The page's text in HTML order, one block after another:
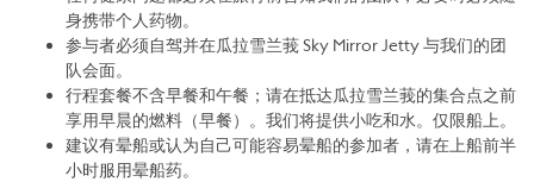
身携带个人药物。
参与者必须自驾并在瓜拉雪兰莪 Sky Mirror Jetty 与我们的团
队会面。
行程套餐不含早餐和午餐；请在抵达瓜拉雪兰莪的集合点之前
享用早晨的燃料（早餐）。我们将提供小吃和水。仅限船上。
建议有晕船或认为自己可能容易晕船的参加者，请在上船前半
小时服用晕船药。